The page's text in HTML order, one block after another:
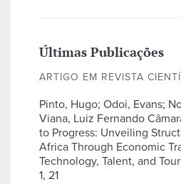
Últimas Publicações
ARTIGO EM REVISTA
Pinto, Hugo; Odoi, Evans;
Viana, Luiz Fernando
to Progress: Unveiling
Africa Through Economic
Technology, Talent, and
1, 21